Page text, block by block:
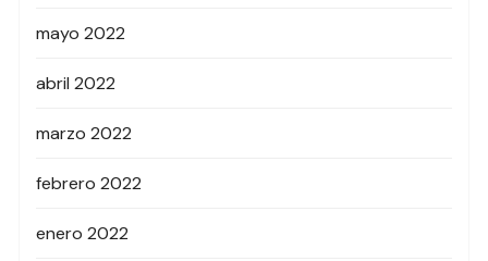
mayo 2022
abril 2022
marzo 2022
febrero 2022
enero 2022